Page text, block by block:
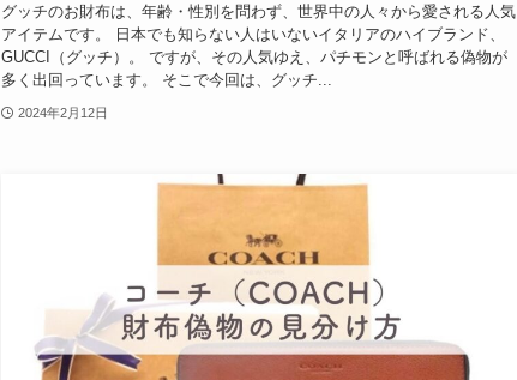
グッチのお財布は、年齢・性別を問わず、世界中の人々から愛される人気
アイテムです。 日本でも知らない人はいないイタリアのハイブランド、
GUCCI（グッチ）。 ですが、その人気ゆえ、パチモンと呼ばれる偽物が
多く出回っています。 そこで今回は、グッチ...
2024年2月12日